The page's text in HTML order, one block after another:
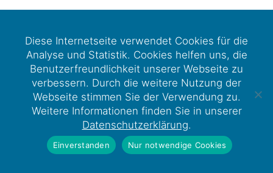
Kunstmühlstraße 17, 83026 Rosenheim
+49 8031 282016-0
Hello@FTRo.eu
Impressum|Datenschutz
Diese Internetseite verwendet Cookies für die
Analyse und Statistik. Cookies helfen uns, die
Benutzerfreundlichkeit unserer Webseite zu
verbessern. Durch die weitere Nutzung der
Webseite stimmen Sie der Verwendung zu.
Weitere Informationen finden Sie in unserer
Datenschutzerklärung.
Einverstanden Nur notwendige Cookies